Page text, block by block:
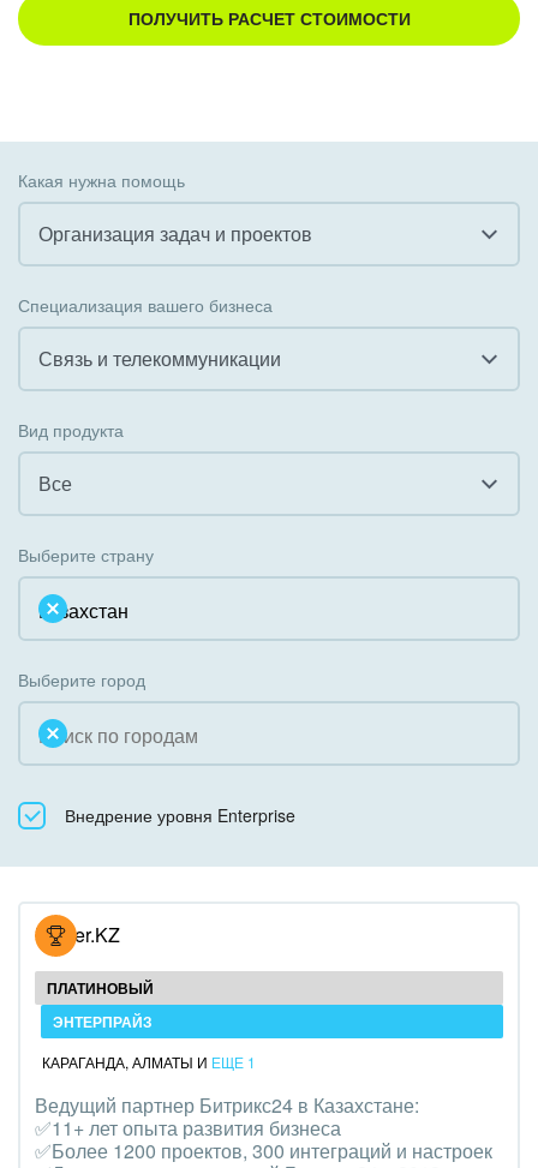
ПОЛУЧИТЬ РАСЧЕТ СТОИМОСТИ
Какая нужна помощь
Организация задач и проектов
Внедрение КЭДО
Интеграция с 1С
Внедрение Бизнес-процессов
Системное администрирование
Интернет-магазин и CRM
Крупные корпоративные внедрения
Внедрение для медицины
Внедрение для гос.организаций
Внедрение онлайн-продаж
Внедрение онлайн-офиса / Интранета
Специализация вашего бизнеса
Связь и телекоммуникации
Государственные организации
Коммунальные услуги, ЖКХ
Некоммерческие, религиозные организации,
Недвижимость, риэлтерские компании
Образование, наука
Общественно-политические организации
Охрана, безопасность
Промышленность
СМИ, издательства, справочники
Страхование
Строительство, ремонт и благоустройство
Транспорт, Авиация, автобизнес
Вид продукта
Все
Облачный Битрикс24
Коробочная версия
Выберите страну
Выберите город
Внедрение уровня Enterprise
Hoster.KZ
ПЛАТИНОВЫЙ
ЭНТЕРПРАЙЗ
КАРАГАНДА, АЛМАТЫ И ЕЩЕ 1
Ведущий партнер Битрикс24 в Казахстане:
✅11+ лет опыта развития бизнеса
✅Более 1200 проектов, 300 интеграций и настроек